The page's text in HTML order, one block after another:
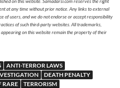
at any time without prior notice. Any links to external
of users, and we do not endorse or accept responsibility
of such third-party websites. All trademarks,
on this website remain the property of their
ANTI-TERROR LAWS
DEATH PENALTY
RARE TERRORISM